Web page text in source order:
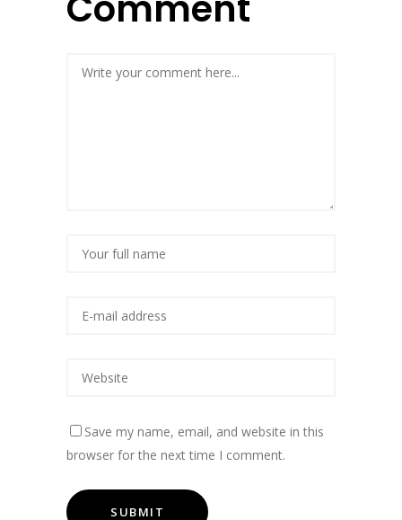
Save my name, email, and website in this
browser for the next time I comment.